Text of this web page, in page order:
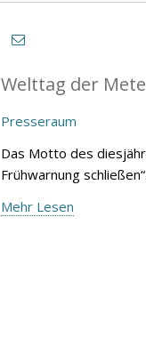
Welttag der
Presseraum
Das Motto des
Frühwarnung schließen“.
Mehr Lesen